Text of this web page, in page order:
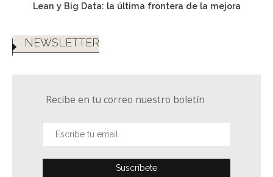
Lean y Big Data: la última frontera de la mejora
NEWSLETTER
Recibe en tu correo nuestro boletín